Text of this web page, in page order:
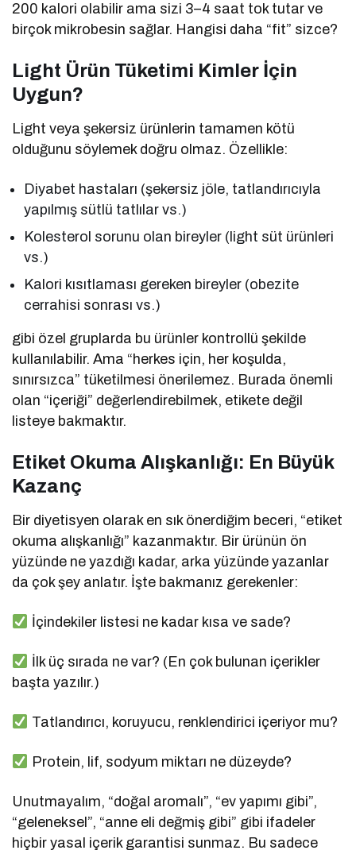
200 kalori olabilir ama sizi 3–4 saat tok tutar ve
birçok mikrobesin sağlar. Hangisi daha “fit” sizce?
Light Ürün Tüketimi Kimler İçin
Uygun?
Light veya şekersiz ürünlerin tamamen kötü
olduğunu söylemek doğru olmaz. Özellikle:
Diyabet hastaları (şekersiz jöle, tatlandırıcıyla
yapılmış sütlü tatlılar vs.)
Kolesterol sorunu olan bireyler (light süt ürünleri
vs.)
Kalori kısıtlaması gereken bireyler (obezite
cerrahisi sonrası vs.)
gibi özel gruplarda bu ürünler kontrollü şekilde
kullanılabilir. Ama “herkes için, her koşulda,
sınırsızca” tüketilmesi önerilemez. Burada önemli
olan “içeriği” değerlendirebilmek, etikete değil
listeye bakmaktır.
Etiket Okuma Alışkanlığı: En Büyük
Kazanç
Bir diyetisyen olarak en sık önerdiğim beceri, “etiket
okuma alışkanlığı” kazanmaktır. Bir ürünün ön
yüzünde ne yazdığı kadar, arka yüzünde yazanlar
da çok şey anlatır. İşte bakmanız gerekenler:
İçindekiler listesi ne kadar kısa ve sade?
İlk üç sırada ne var? (En çok bulunan içerikler
başta yazılır.)
Tatlandırıcı, koruyucu, renklendirici içeriyor mu?
Protein, lif, sodyum miktarı ne düzeyde?
Unutmayalım, “doğal aromalı”, “ev yapımı gibi”,
“geleneksel”, “anne eli değmiş gibi” gibi ifadeler
hiçbir yasal içerik garantisi sunmaz. Bu sadece